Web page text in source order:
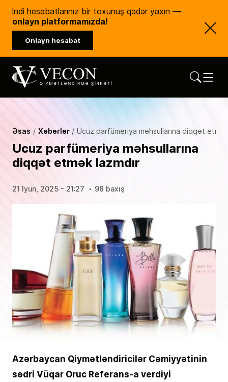
İndi hesabatlarınız bir toxunuş qədər yaxın —
onlayn platformamızda!
Onlayn hesabat
Vecon Consulting
Əsas Xəbərlər Ucuz parfümeriya məhsullarına diqqət
Ucuz parfümeriya məhsullarına
diqqət etmək lazmdır
21 İyun, 2025 - 21:27 98 baxış
Azərbaycan Qiymətləndiricilər Cəmiyyətinin
sədri Vüqar Oruc Referans-a verdiyi